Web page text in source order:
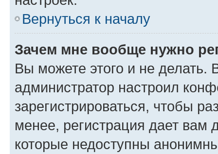
Вернуться к началу
Зачем мне вообще нужно
Вы можете этого и не делать.
администратор настроил
зарегистрироваться, чтобы
менее, регистрация дает вам
которые недоступны